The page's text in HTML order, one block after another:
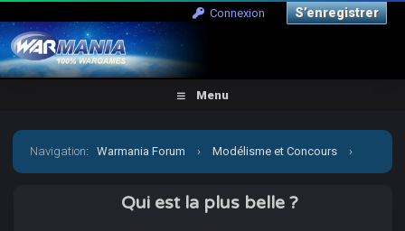
Connexion S’enregistrer
Menu
Navigation:Warmania Forum › Modélisme et Concours ›
› [CCCP] Vient par la mon petit Jojo!
Qui est la plus belle ?